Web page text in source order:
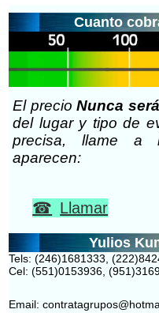
Cuanto
El precioNunca
del lugar y tipo de
precisa, llame a
aparecen:
Llamar
Yulios
Tels: (246)1681333,
Cel: (551)0153936,
Email: